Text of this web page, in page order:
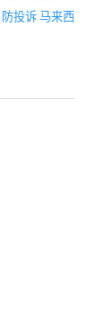
防投诉马来西